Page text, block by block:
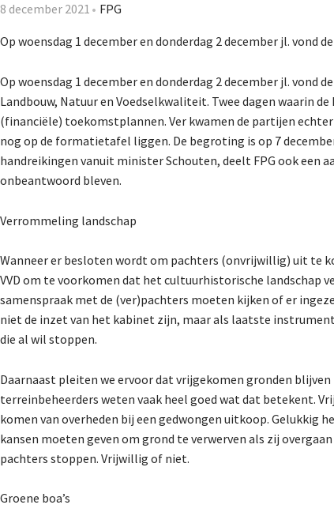
8 december 2021 FPG
Op woensdag 1 december en donderdag 2 december jl. vond
Op woensdag 1 december en donderdag 2 december jl.
Landbouw, Natuur en Voedselkwaliteit. Twee dagen waarin
(financiële) toekomstplannen. Ver kwamen de partijen
nog op de formatietafel liggen. De begroting is op 7
handreikingen vanuit minister Schouten, deelt FPG ook een
onbeantwoord bleven.
Verrommeling landschap
Wanneer er besloten wordt om pachters (onvrijwillig) uit te
VVD om te voorkomen dat het cultuurhistorische landschap
samenspraak met de (ver)pachters moeten kijken of er
niet de inzet van het kabinet zijn, maar als laatste
die al wil stoppen.
Daarnaast pleiten we ervoor dat vrijgekomen gronden
terreinbeheerders weten vaak heel goed wat dat betekent.
komen van overheden bij een gedwongen uitkoop. Gelukkig
kansen moeten geven om grond te verwerven als zij
pachters stoppen. Vrijwillig of niet.
Groene boa’s